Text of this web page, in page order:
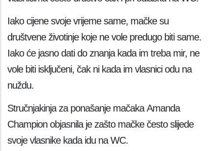
Iako cijene svoje vrijeme same, mačke su
društvene životinje koje ne vole predugo biti same.
Iako će jasno dati do znanja kada im treba mir, ne
vole biti isključeni, čak ni kada im vlasnici odu na
nuždu.
Stručnjakinja za ponašanje mačaka Amanda
Champion objasnila je zašto mačke često slijede
svoje vlasnike kada idu na WC.